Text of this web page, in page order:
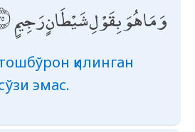
وَمَا هُوَ بِقَوْلِ شَيْطَانٍ رَجِيمٍ
қилинган
эмас.